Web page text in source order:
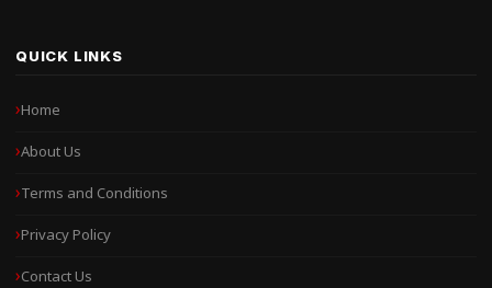
QUICK LINKS
Home
About Us
Terms and Conditions
Privacy Policy
Contact Us